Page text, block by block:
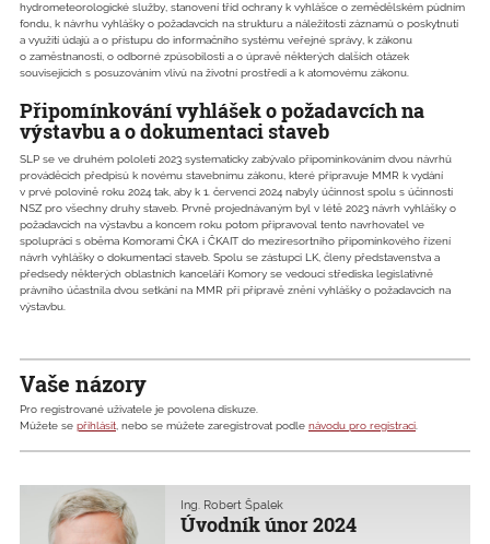
hydrometeorologické služby, stanovení tříd ochrany k vyhlášce o zemědělském půdním
fondu, k návrhu vyhlášky o požadavcích na strukturu a náležitosti záznamů o poskytnutí
a využití údajů a o přístupu do informačního systému veřejné správy, k zákonu
o zaměstnanosti, o odborné způsobilosti a o úpravě některých dalších otázek
souvisejících s posuzováním vlivů na životní prostředí a k atomovému zákonu.
Připomínkování vyhlášek o požadavcích na
výstavbu a o dokumentaci staveb
SLP se ve druhém pololetí 2023 systematicky zabývalo připomínkováním dvou návrhů
prováděcích předpisů k novému stavebnímu zákonu, které připravuje MMR k vydání
v prvé polovině roku 2024 tak, aby k 1. červenci 2024 nabyly účinnost spolu s účinností
NSZ pro všechny druhy staveb. Prvně projednávaným byl v létě 2023 návrh vyhlášky o
požadavcích na výstavbu a koncem roku potom připravoval tento navrhovatel ve
spolupráci s oběma Komorami ČKA i ČKAIT do meziresortního připomínkového řízení
návrh vyhlášky o dokumentaci staveb. Spolu se zástupci LK, členy představenstva a
předsedy některých oblastních kanceláří Komory se vedoucí střediska legislativně
právního účastnila dvou setkání na MMR při přípravě znění vyhlášky o požadavcích na
výstavbu.
Vaše názory
Pro registrované uživatele je povolena diskuze.
Můžete se přihlásit, nebo se můžete zaregistrovat podle návodu pro registraci.
Úvodník únor 2024
Ing. Robert Špalek